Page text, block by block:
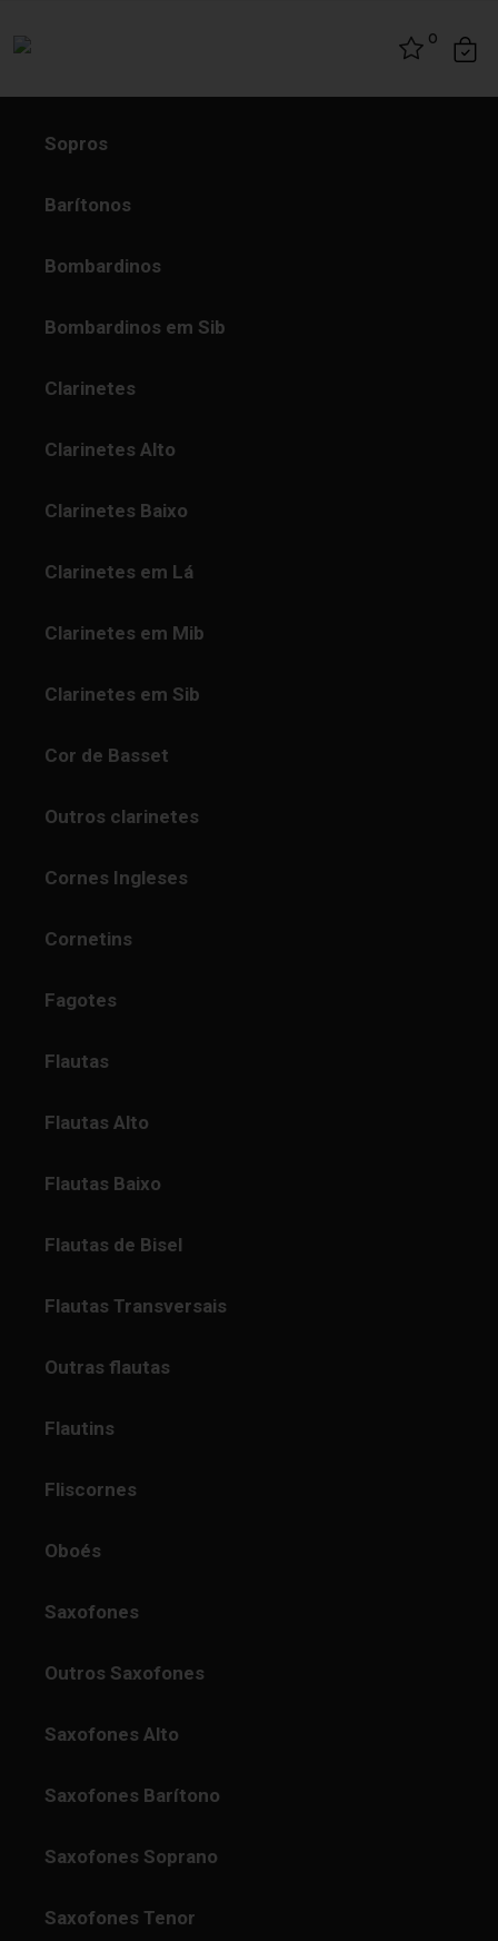
0
Sopros
Barítonos
Bombardinos
Bombardinos em Sib
Clarinetes
Clarinetes Alto
Clarinetes Baixo
Clarinetes em Lá
Clarinetes em Mib
Clarinetes em Sib
Cor de Basset
Outros clarinetes
Cornes Ingleses
Cornetins
Fagotes
Flautas
Flautas Alto
Flautas Baixo
Flautas de Bisel
Flautas Transversais
Outras flautas
Flautins
Fliscornes
Oboés
Saxofones
Outros Saxofones
Saxofones Alto
Saxofones Barítono
Saxofones Soprano
Saxofones Tenor